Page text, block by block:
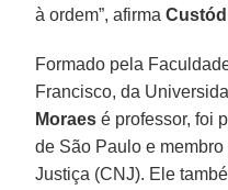
à ordem”, afirma
Formado pela
Francisco, da
Moraes é professor, foi
de São Paulo e
Justiça (CNJ). Ele